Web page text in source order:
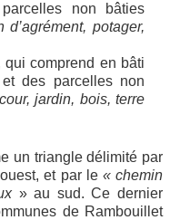
non bâties
potager,
qui comprend en bâti
et des parcelles non
jardin, bois, terre
un triangle délimité par
et par le « chemin
» au sud. Ce dernier
de Rambouillet